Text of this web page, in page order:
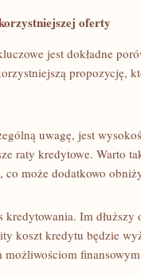
oferty
jest dokładne
propozycję,
uwagę, jest
raty kredytowe. Warto
może dodatkowo
Im dłuższy‌
koszt kredytu będzie
możliwościom